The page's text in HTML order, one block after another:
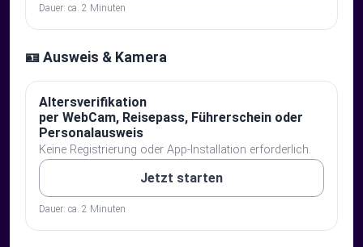
Dauer: ca. 2 Minuten
🪪 Ausweis & Kamera
Altersverifikation
per WebCam, Reisepass, Führerschein oder
Personalausweis
Keine Registrierung oder App-Installation erforderlich.
Jetzt starten
Dauer: ca. 2 Minuten